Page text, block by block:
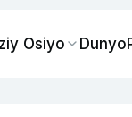
Osiyo Dunyo